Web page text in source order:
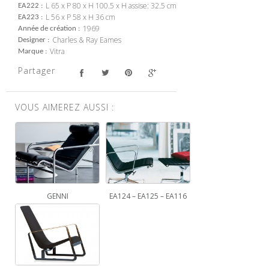
EA222 L 65 x P 80 x H 100.5 x H assise: 32.5 cm
EA223 L 56 x P 58 x H 36 cm
Année de création 1969
Designer Charles & Ray Eames
Marque Vitra
Partager
VOUS AIMEREZ AUSSI :
GENNI EA124 – EA125 – EA116